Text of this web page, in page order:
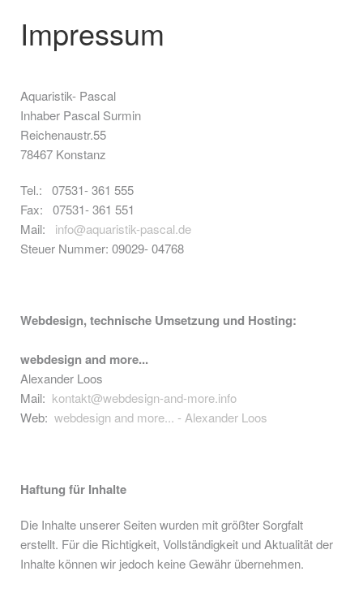
Impressum
Aquaristik- Pascal
Inhaber Pascal Surmin
Reichenaustr.55
78467 Konstanz
Tel.: 07531- 361 555
Fax: 07531- 361 551
Mail: info@aquaristik-pascal.de
Steuer Nummer: 09029- 04768
Webdesign, technische Umsetzung und Hosting:
webdesign and more...
Alexander Loos
Mail: kontakt@webdesign-and-more.info
Web: webdesign and more... - Alexander Loos
Haftung für Inhalte
Die Inhalte unserer Seiten wurden mit größter Sorgfalt
erstellt. Für die Richtigkeit, Vollständigkeit und Aktualität der
Inhalte können wir jedoch keine Gewähr übernehmen.